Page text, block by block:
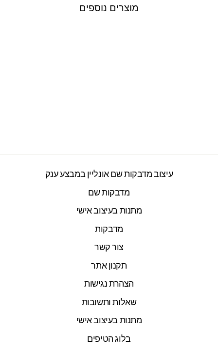
מוצרים נוספים
עיצוב מדבקות שם אונליין במבצע ענק
מדבקות שם
מתנות בעיצוב אישי
מדבקות
צור קשר
תקנון אתר
הצהרת נגישות
שאלות ותשובות
מתנות בעיצוב אישי
בלוג הטיפים